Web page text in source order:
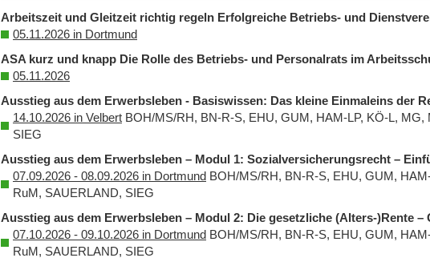
Arbeitszeit und Gleitzeit richtig regeln Erfolgreiche Betriebs- und
05.11.2026 in Dortmund
ASA kurz und knapp Die Rolle des Betriebs- und Personalrats im
05.11.2026
Ausstieg aus dem Erwerbsleben - Basiswissen: Das kleine Einmaleins der
14.10.2026 in Velbert BOH/MS/RH, BN-R-S, EHU, GUM, HAM-LP, KÖ-L,
SIEG
Ausstieg aus dem Erwerbsleben – Modul 1: Sozialversicherungsrecht –
07.09.2026 - 08.09.2026 in Dortmund BOH/MS/RH, BN-R-S, EHU, GUM,
RuM, SAUERLAND, SIEG
Ausstieg aus dem Erwerbsleben – Modul 2: Die gesetzliche (Alters-)Rente
07.10.2026 - 09.10.2026 in Dortmund BOH/MS/RH, BN-R-S, EHU, GUM,
RuM, SAUERLAND, SIEG